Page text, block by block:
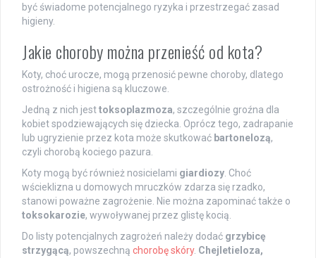
być świadome potencjalnego ryzyka i przestrzegać zasad
higieny.
Jakie choroby można przenieść od kota?
Koty, choć urocze, mogą przenosić pewne choroby, dlatego
ostrożność i higiena są kluczowe.
Jedną z nich jesttoksoplazmoza, szczególnie groźna dla
kobiet spodziewających się dziecka. Oprócz tego, zadrapanie
lub ugryzienie przez kota może skutkować bartonelozą,
czyli chorobą kociego pazura.
Koty mogą być również nosicielami giardiozy. Choć
wścieklizna u domowych mruczków zdarza się rzadko,
stanowi poważne zagrożenie. Nie można zapominać także o
toksokarozie, wywoływanej przez glistę kocią.
Do listy potencjalnych zagrożeń należy dodać grzybicę
strzygącą, powszechną chorobę skóry. Chejletieloza,